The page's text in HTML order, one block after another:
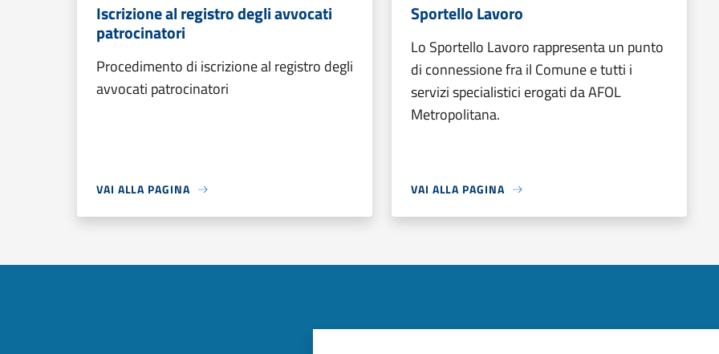
Iscrizione al registro degli avvocati
patrocinatori
Procedimento di iscrizione al registro degli
avvocati patrocinatori
VAI ALLA PAGINA
Sportello Lavoro
Lo Sportello Lavoro rappresenta un punto
di connessione fra il Comune e tutti i
servizi specialistici erogati da AFOL
Metropolitana.
VAI ALLA PAGINA